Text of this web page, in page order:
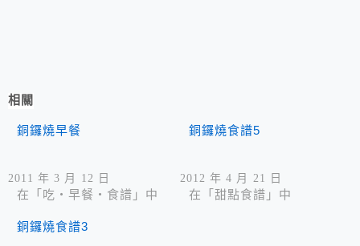
相關
銅鑼燒早餐
2011 年 3 月 12 日
在「吃‧早餐‧食譜」中
銅鑼燒食譜5
2012 年 4 月 21 日
在「甜點食譜」中
銅鑼燒食譜3